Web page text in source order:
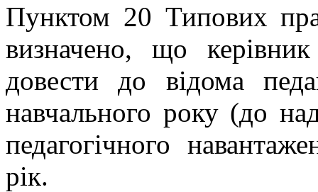
Пунктом 20 Типових
визначено, що керівник
довести до відома
навчального року (до
педагогічного
рік.